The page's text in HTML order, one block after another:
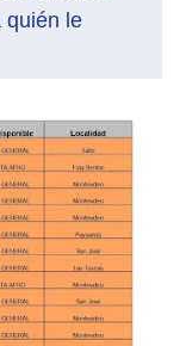
quién le